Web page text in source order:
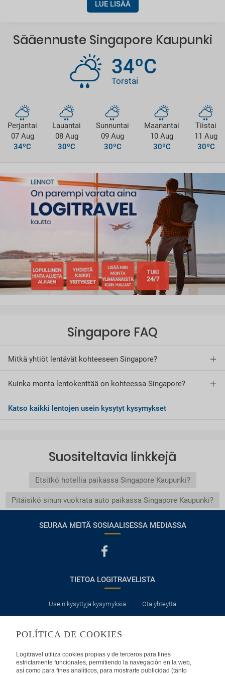
LUE LISÄÄ
Sääennuste Singapore Kaupunki
34ºC
Torstai
Perjantai
07 Aug
34ºC
Lauantai
08 Aug
30ºC
Sunnuntai
09 Aug
30ºC
Maanantai
10 Aug
30ºC
Tiistai
11 Aug
30ºC
Singapore FAQ
Mitkä yhtiöt lentävät kohteeseen Singapore?
Kuinka monta lentokenttää on kohteessa Singapore?
Katso kaikki lentojen usein kysytyt kysymykset
Suositeltavia linkkejä
Etsitkö hotellia paikassa Singapore Kaupunki?
Pitäisikö sinun vuokrata auto paikassa Singapore Kaupunki?
SEURAA MEITÄ SOSIAALISESSA MEDIASSA
TIETOA LOGITRAVELISTA
Usein kysyttyjä kysymyksiä Ota yhteyttä
KÄYTTÖEHDOT
Oikeudellinen huomautus Yleiset valmismatkaehdot
POLÍTICA DE COOKIES
Logitravel utiliza cookies propias y de terceros para fines
estrictamente funcionales, permitiendo la navegación en la web,
así como para fines analíticos, para mostrarte publicidad (tanto